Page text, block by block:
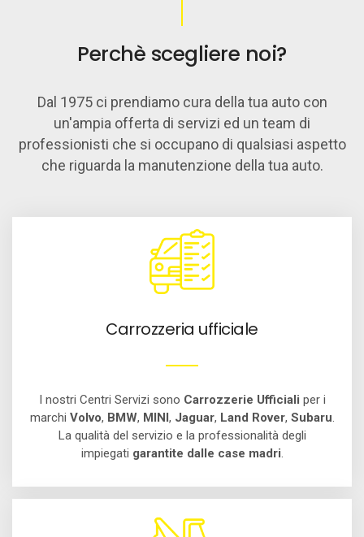
Perchè scegliere noi?
Dal 1975 ci prendiamo cura della tua auto con
un'ampia offerta di servizi ed un team di
professionisti che si occupano di qualsiasi aspetto
che riguarda la manutenzione della tua auto.
Carrozzeria ufficiale
I nostri Centri Servizi sono Carrozzerie Ufficiali per i
marchi Volvo, BMW, MINI, Jaguar, Land Rover, Subaru.
La qualità del servizio e la professionalità degli
impiegati garantite dalle case madri.